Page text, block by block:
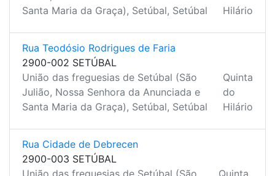
Santa Maria da Graça), Setúbal, Setúbal
Hilário
Rua Teodósio Rodrigues de Faria
2900-002 SETÚBAL
União das freguesias de Setúbal (São
Julião, Nossa Senhora da Anunciada e
Santa Maria da Graça), Setúbal, Setúbal
Quinta
do
Hilário
Rua Cidade de Debrecen
2900-003 SETÚBAL
União das freguesias de Setúbal (São
Quinta